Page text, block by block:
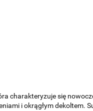
charakteryzuje się
i okrągłym dekoltem.